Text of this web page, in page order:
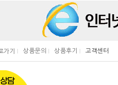
가기 상품문의 상품후기 고객센터